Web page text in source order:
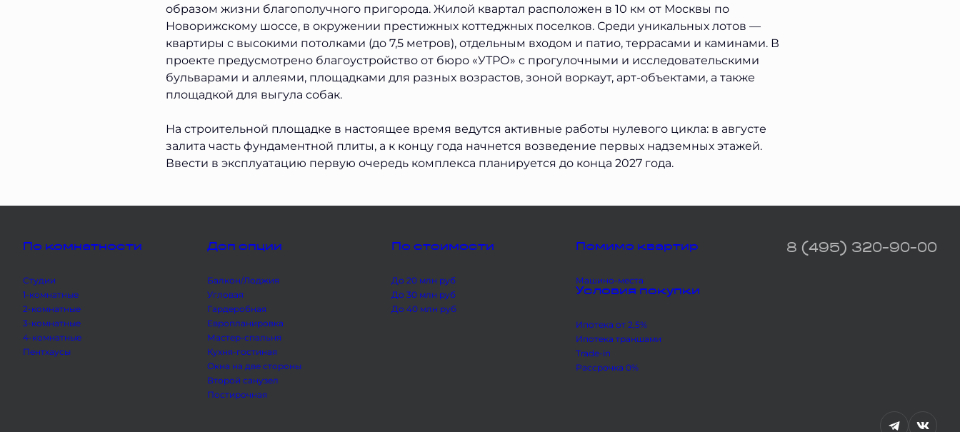
образом жизни благополучного пригорода. Жилой квартал расположен в 10 км от Москвы по
Новорижскому шоссе, в окружении престижных коттеджных поселков. Среди уникальных лотов —
квартиры с высокими потолками (до 7,5 метров), отдельным входом и патио, террасами и каминами. В
проекте предусмотрено благоустройство от бюро «УТРО» с прогулочными и исследовательскими
бульварами и аллеями, площадками для разных возрастов, зоной воркаут, арт-объектами, а также
площадкой для выгула собак.
На строительной площадке в настоящее время ведутся активные работы нулевого цикла: в августе
залита часть фундаментной плиты, а к концу года начнется возведение первых надземных этажей.
Ввести в эксплуатацию первую очередь комплекса планируется до конца 2027 года.
По комнатности
Студии
1-комнатные
2-комнатные
3-комнатные
4-комнатные
Пентхаусы
Доп опции
Балкон/Лоджия
Угловая
Гардеробная
Европланировка
Мастер-спальня
Кухня-гостиная
Окна на две стороны
Второй санузел
Постирочная
По стоимости
До 20 млн руб
До 30 млн руб
До 40 млн руб
Помимо квартир
Машино-места
Условия покупки
Ипотека от 2,5%
Ипотека траншами
Trade-in
Рассрочка 0%
8 (495) 320-90-00